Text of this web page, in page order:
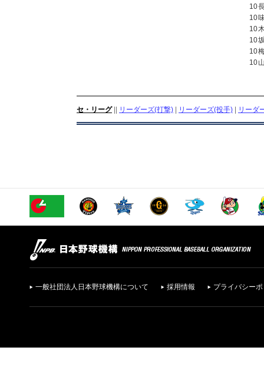
10
10
10
10
10
10
セ・リーグ|| リーダーズ(打撃) リーダーズ(投手) リーダ
一般社団法人日本野球機構について 採用情報 プライバシー